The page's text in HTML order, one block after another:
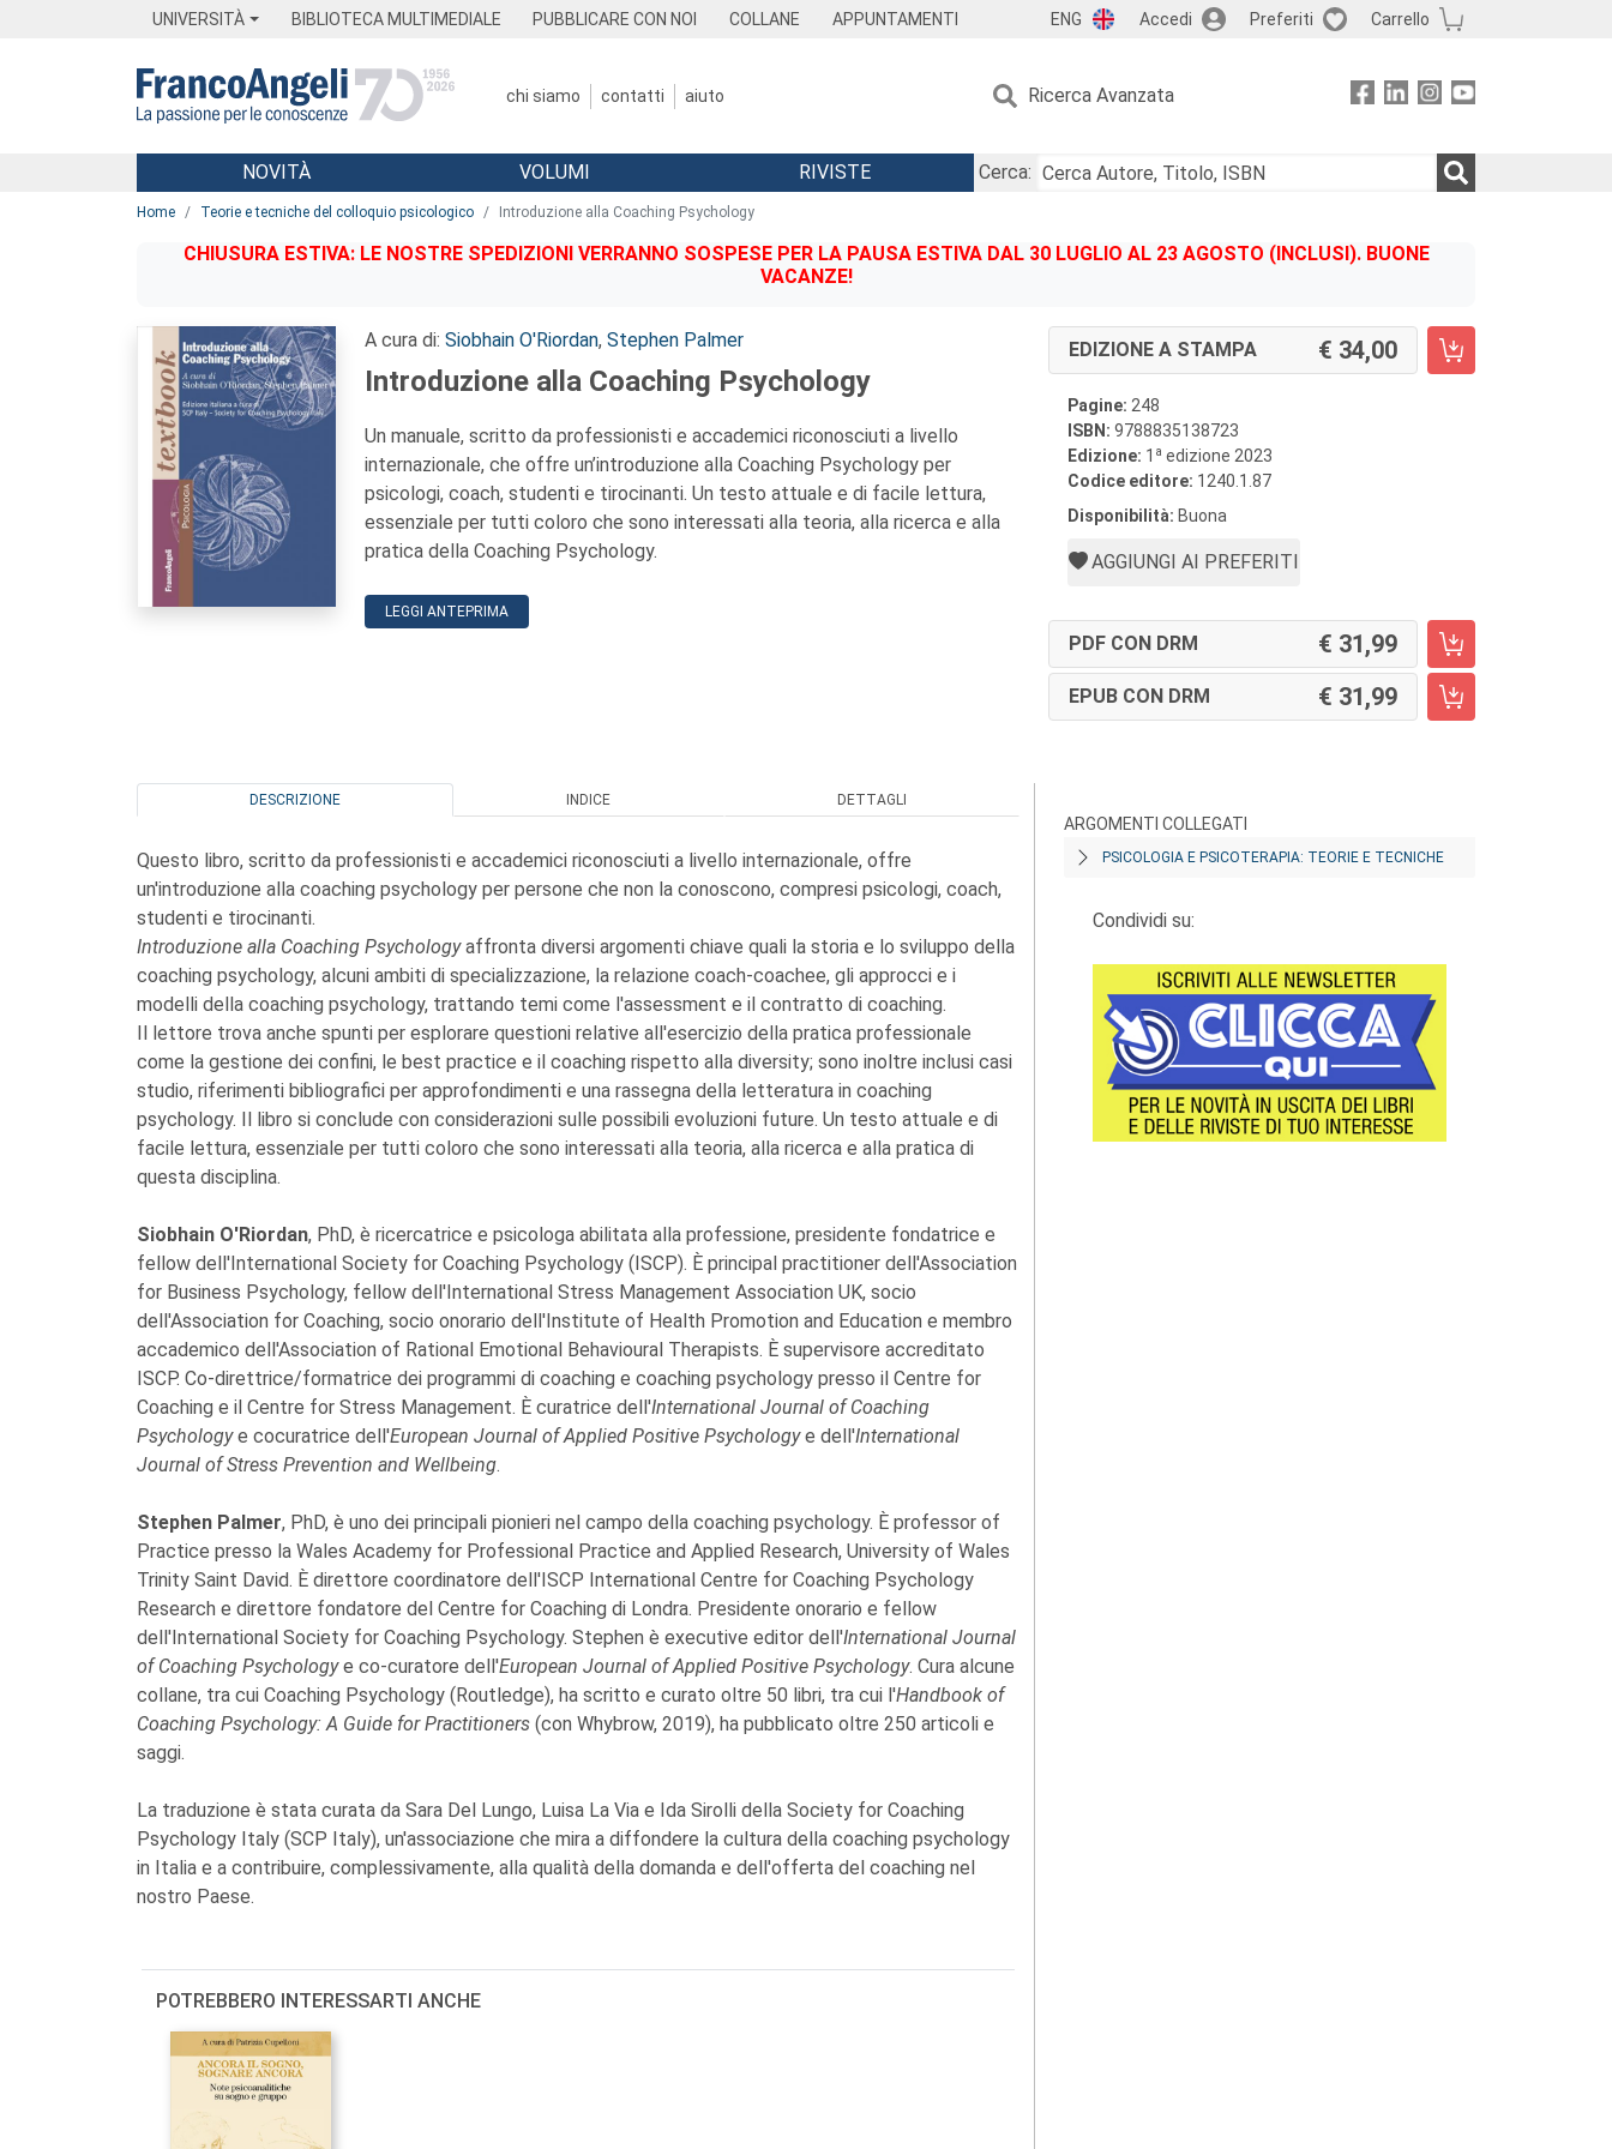
UNIVERSITÀ BIBLIOTECA MULTIMEDIALE PUBBLICARE CON NOI COLLANE APPUNTAMENTI ENG Accedi Preferiti Carrello
chi siamo contatti aiuto Ricerca Avanzata
Menu
NOVITÀ VOLUMI RIVISTE
Cerca:
Home Teorie e tecniche del colloquio psicologico Introduzione alla Coaching Psychology
CHIUSURA ESTIVA: LE NOSTRE SPEDIZIONI VERRANNO SOSPESE PER LA PAUSA ESTIVA DAL 30 LUGLIO AL 23 AGOSTO (INCLUSI). BUONE
VACANZE!
A cura di: Siobhain O'Riordan, Stephen Palmer
Introduzione alla Coaching Psychology
Un manuale, scritto da professionisti e accademici riconosciuti a livello
internazionale, che offre un’introduzione alla Coaching Psychology per
psicologi, coach, studenti e tirocinanti. Un testo attuale e di facile lettura,
essenziale per tutti coloro che sono interessati alla teoria, alla ricerca e alla
pratica della Coaching Psychology.
LEGGI ANTEPRIMA
EDIZIONE A STAMPA 34,00
Pagine: 248
ISBN: 9788835138723
Edizione: 1 a edizione 2023
Codice editore: 1240.1.87
Disponibilità: Buona
AGGIUNGI AI PREFERITI
PDF CON DRM 31,99
EPUB CON DRM 31,99
DESCRIZIONE INDICE DETTAGLI
Questo libro, scritto da professionisti e accademici riconosciuti a livello internazionale, offre
un'introduzione alla coaching psychology per persone che non la conoscono, compresi psicologi, coach,
studenti e tirocinanti.
Introduzione alla Coaching Psychologyaffronta diversi argomenti chiave quali la storia e lo sviluppo della
coaching psychology, alcuni ambiti di specializzazione, la relazione coach-coachee, gli approcci e i
modelli della coaching psychology, trattando temi come l'assessment e il contratto di coaching.
Il lettore trova anche spunti per esplorare questioni relative all'esercizio della pratica professionale
come la gestione dei confini, le best practice e il coaching rispetto alla diversity; sono inoltre inclusi casi
studio, riferimenti bibliografici per approfondimenti e una rassegna della letteratura in coaching
psychology. Il libro si conclude con considerazioni sulle possibili evoluzioni future. Un testo attuale e di
facile lettura, essenziale per tutti coloro che sono interessati alla teoria, alla ricerca e alla pratica di
questa disciplina.
Siobhain O'Riordan, PhD, è ricercatrice e psicologa abilitata alla professione, presidente fondatrice e
fellow dell'International Society for Coaching Psychology (ISCP). È principal practitioner dell'Association
for Business Psychology, fellow dell'International Stress Management Association UK, socio
dell'Association for Coaching, socio onorario dell'Institute of Health Promotion and Education e membro
accademico dell'Association of Rational Emotional Behavioural Therapists. È supervisore accreditato
ISCP. Co-direttrice/formatrice dei programmi di coaching e coaching psychology presso il Centre for
Coaching e il Centre for Stress Management. È curatrice dell'International Journal of Coaching
Psychologye cocuratrice dell'European Journal of Applied Positive Psychologye dell'International
Journal of Stress Prevention and Wellbeing.
Stephen Palmer, PhD, è uno dei principali pionieri nel campo della coaching psychology. È professor of
Practice presso la Wales Academy for Professional Practice and Applied Research, University of Wales
Trinity Saint David. È direttore coordinatore dell'ISCP International Centre for Coaching Psychology
Research e direttore fondatore del Centre for Coaching di Londra. Presidente onorario e fellow
dell'International Society for Coaching Psychology. Stephen è executive editor dell'International Journal
of Coaching Psychologye co-curatore dell'European Journal of Applied Positive Psychology. Cura alcune
collane, tra cui Coaching Psychology (Routledge), ha scritto e curato oltre 50 libri, tra cui l'Handbook of
Coaching Psychology: A Guide for Practitioners (con Whybrow, 2019), ha pubblicato oltre 250 articoli e
saggi.
La traduzione è stata curata da Sara Del Lungo, Luisa La Via e Ida Sirolli della Society for Coaching
Psychology Italy (SCP Italy), un'associazione che mira a diffondere la cultura della coaching psychology
in Italia e a contribuire, complessivamente, alla qualità della domanda e dell'offerta del coaching nel
nostro Paese.
POTREBBERO INTERESSARTI ANCHE
ARGOMENTI COLLEGATI
PSICOLOGIA E PSICOTERAPIA: TEORIE E TECNICHE
Condividi su: